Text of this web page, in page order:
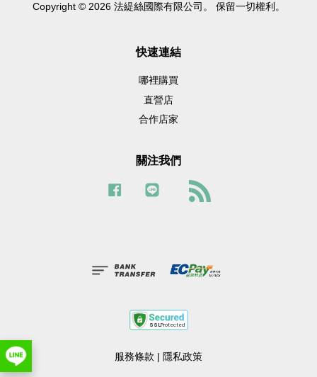
Copyright © 2026 法緹絲國際有限公司。 保留一切權利。
快速連結
哪裡購買
直營店
合作店家
關注我們
Facebook
服務條款 | 隱私政策